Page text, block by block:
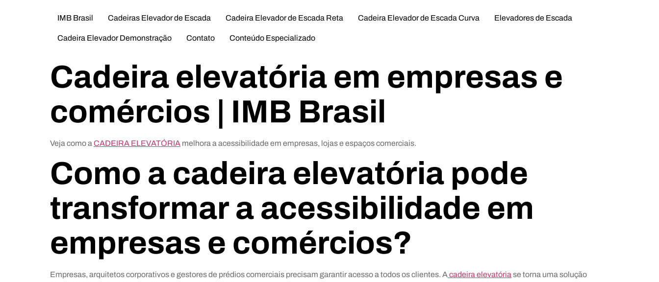
IMB Brasil Cadeiras Elevador de Escada Cadeira Elevador de Escada Reta Cadeira Elevador de Escada Curva Elevadores de Escada
Cadeira Elevador Demonstração Contato Conteúdo Especializado
Cadeira elevatória em empresas e
comércios | IMB Brasil
Veja como a CADEIRA ELEVATÓRIA melhora a acessibilidade em empresas, lojas e espaços comerciais.
Como a cadeira elevatória pode
transformar a acessibilidade em
empresas e comércios?
Empresas, arquitetos corporativos e gestores de prédios comerciais precisam garantir acesso a todos os clientes. Acadeira elevatória se torna uma solução